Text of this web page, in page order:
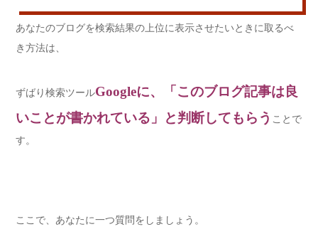
あなたのブログを検索結果の上位に表示させたいときに取るべ
き方法は、
ずばり検索ツールGoogleに、「このブログ記事は良
いことが書かれている」と判断してもらう ことで
す。
ここで、あなたに一つ質問をしましょう。